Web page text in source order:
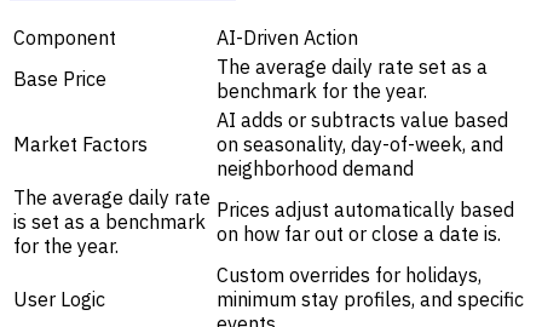
Component
AI-Driven Action
Base Price
The average daily rate set as a
benchmark for the year.
Market Factors
AI adds or subtracts value based
on seasonality, day-of-week, and
neighborhood demand
The average daily rate
is set as a benchmark
for the year.
Prices adjust automatically based
on how far out or close a date is.
User Logic
Custom overrides for holidays,
minimum stay profiles, and specific